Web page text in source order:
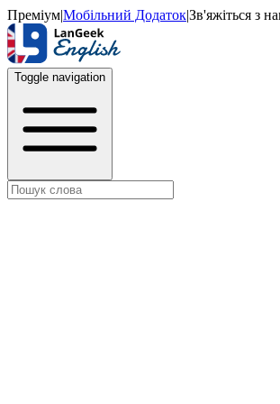
Преміум|Мобільний Додаток|Зв'яжіться з
Toggle navigation